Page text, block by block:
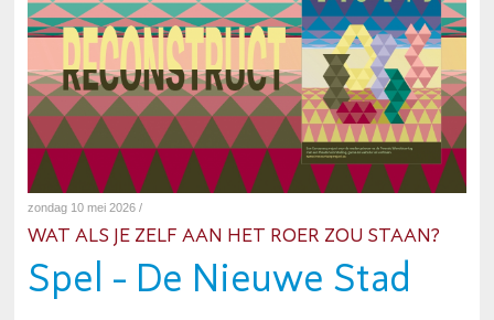
zondag 10 mei 2026 /
WAT ALS JE ZELF AAN HET ROER ZOU STAAN?
Spel - De Nieuwe Stad